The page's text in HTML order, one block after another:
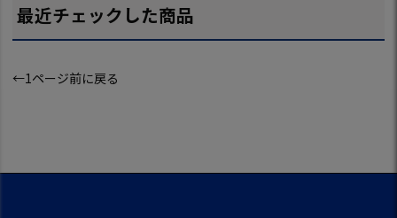
最近チェックした商品
←1ページ前に戻る